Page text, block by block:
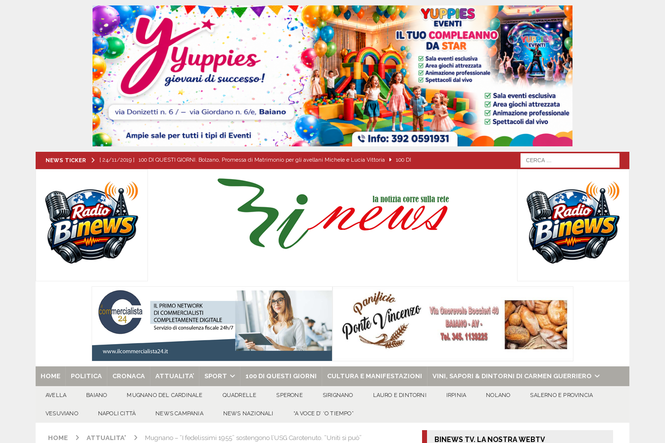
NEWS TICKER [ 24/11/2019 ] 100 DI QUESTI GIORNI. Bolzano, Promessa di Matrimonio per gli avellani Michele e Lucia Vittoria 100 DI
[ 06/08/2026 ] Il comune di Meta di Sorrento stipula protolocco d’intesa con la guardia Agroforestale Italiana
CITTA'
[ 06/08/2026 ] Mugnano del Cardinale, Iolanda Prisco è la nuova agente della Polizia Municipale ATTUALITA'
[ 06/08/2026 ] Lutto ad Avella: è scomparso il dott. Domenico Amato, aveva 85 anni
[ 06/08/2026 ]
[ 06/08/2026 ] VALLESACCARDA, torna CumVivere: la tavola come simbolo di condivisione, armonia e bellezza.
E MANIFESTAZIONI
[ 29/08/2025 ] SANT’Oggi. Venerdì 29 agosto la chiesa celebra il Martirio di san Giovanni Battista e santa Sabina EVIDENZA
HOME POLITICA CRONACA ATTUALITA’ SPORT 100 DI QUESTI GIORNI CULTURA E MANIFESTAZIONI VINI, SAPORI & DINTORNI DI CARMEN GUERRIERO
AVELLA BAIANO MUGNANO DEL CARDINALE QUADRELLE SPERONE SIRIGNANO LAURO E DINTORNI IRPINIA NOLANO SALERNO E PROVINCIA
VESUVIANO NAPOLI CITTÀ NEWS CAMPANIA NEWS NAZIONALI “A VOCE D’ ‘O TIEMPO”
HOME ATTUALITA' Mugnano – “I fedelissimi 1955” sostengono l’USG Carotenuto. “Uniti si può” BINEWS TV. LA NOSTRA WEBTV